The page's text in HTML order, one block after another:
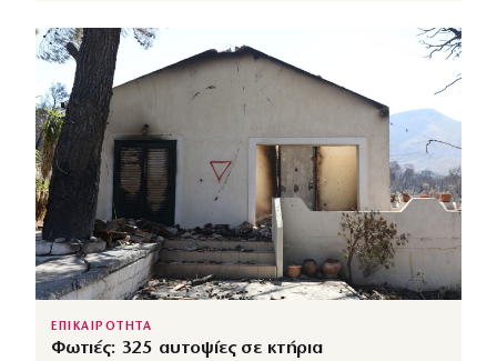
ΕΠΙΚΑΙΡΟΤΗΤΑ
Φωτιές: 325 αυτοψίες σε κτήρια